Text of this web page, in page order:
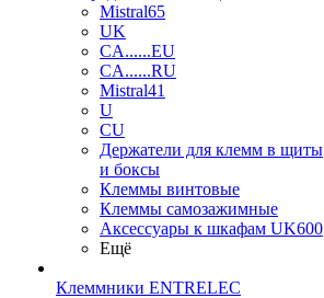
Mistral65
UK
CA......EU
CA......RU
Mistral41
U
CU
Держатели для клемм в щиты
и боксы
Клеммы винтовые
Клеммы самозажимные
Аксессуары к шкафам UK600
Ещё
Клеммники ENTRELEC